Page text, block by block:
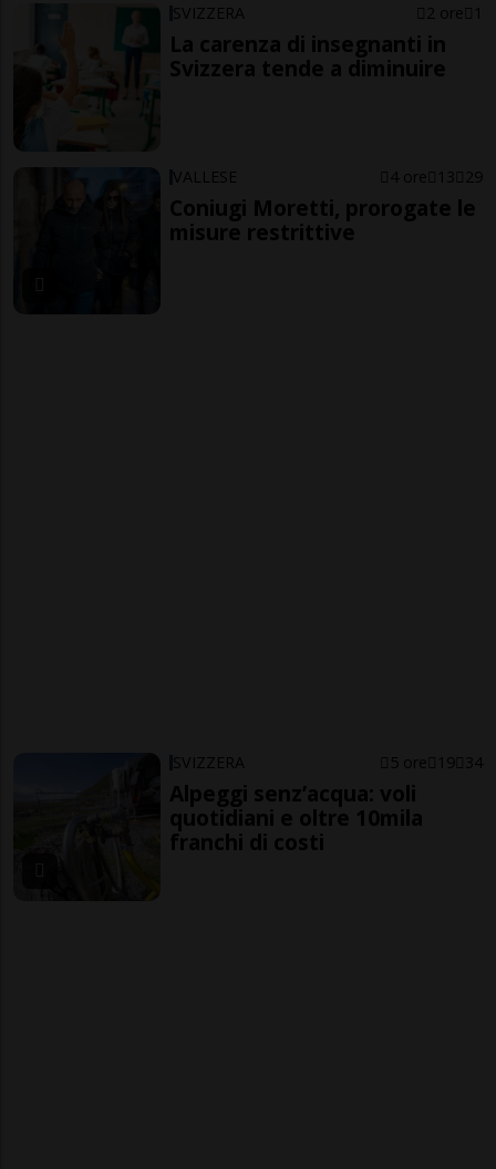
SVIZZERA 2 ore 1
La carenza di insegnanti in
Svizzera tende a diminuire
VALLESE 4 ore 13 29
Coniugi Moretti, prorogate le
misure restrittive
SVIZZERA 5 ore 19 34
Alpeggi senz’acqua: voli
quotidiani e oltre 10mila
franchi di costi